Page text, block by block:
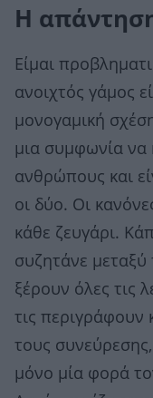
Η
Είμαι
ανοιχτός γάμος
μονογαμική
μια συμφωνία να
ανθρώπους και
οι δύο. Οι
κάθε ζευγάρι.
συζητάνε μεταξύ
ξέρουν όλες τις
τις περιγράφουν
τους
μόνο μία φορά